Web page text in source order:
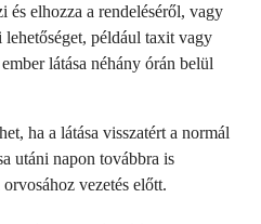
elhozza a rendeléséről, vagy
például taxit vagy
látása néhány órán belül
ha a látása visszatért a normál
utáni napon továbbra is
vezetés előtt.